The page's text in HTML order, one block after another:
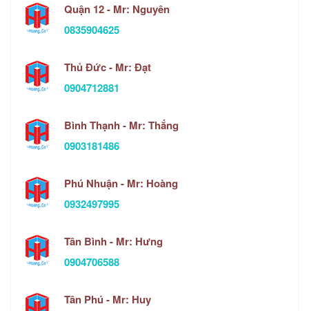
Quận 12 - Mr: Nguyên
0835904625
Thủ Đức - Mr: Đạt
0904712881
Bình Thạnh - Mr: Thắng
0903181486
Phú Nhuận - Mr: Hoàng
0932497995
Tân Bình - Mr: Hưng
0904706588
Tân Phú - Mr: Huy